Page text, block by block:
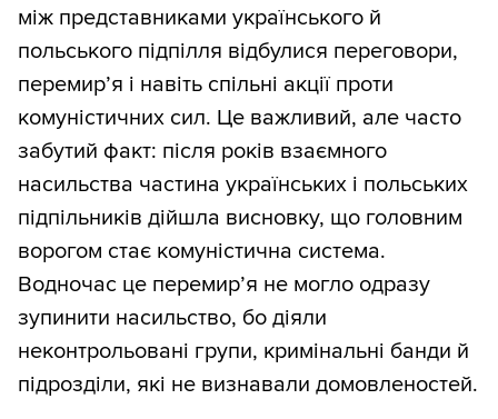
між представниками українського й
польського підпілля відбулися переговори,
перемир’я і навіть спільні акції проти
комуністичних сил. Це важливий, але часто
забутий факт: після років взаємного
насильства частина українських і польських
підпільників дійшла висновку, що головним
ворогом стає комуністична система.
Водночас це перемир’я не могло одразу
зупинити насильство, бо діяли
неконтрольовані групи, кримінальні банди й
підрозділи, які не визнавали домовленостей.